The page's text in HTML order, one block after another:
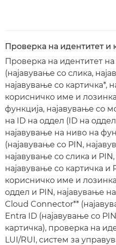
Проверка на идентитет и
Проверка на идентитет
(најавување со слика,
најавување со картичка*,
корисничко име и
функција, најавување со
на ID на оддел (ID на
најавување на ниво на
(најавување со PIN,
најавување со слика и
најавување со картичка и
корисничко име и
оддел и PIN, најавување
Cloud Connector**
Entra ID (најавување со
картичка), проверка на
LUI/RUI, систем за